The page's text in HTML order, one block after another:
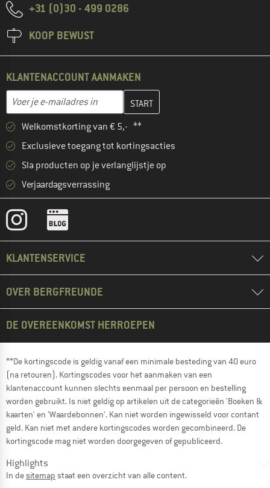
+31 (0)30 - 499 0286
KOOP BEWUST
KLANTENACCOUNT AANMAKEN
E-mailadres
Vul je e-mailadres hier in en maak in de volgende stap je
Welkomstkorting van € 5,- **
Exclusieve toegang tot kortingsacties
Sla producten op je verlanglijstje op
Verjaardagsverrassing
KLANTENSERVICE
OVER BERGFREUNDE
DE OVEREENKOMST HERROEPEN
**De kortingscode is geldig vanaf een minimale besteding van 40 euro
(na retouren). Kortingscodes voor het aanmaken van een
klantenaccount kunnen slechts eenmaal per persoon en bestelling
worden gebruikt. Is niet geldig op artikelen uit de categorieën 'Boeken &
kaarten' en 'Waardebonnen'. Kan niet worden ingewisseld voor contant
geld. Kan niet met andere kortingscodes worden gecombineerd. De
kortingscode mag niet worden doorgegeven of gepubliceerd.
Highlights
In desitemap staat een overzicht van alle content.